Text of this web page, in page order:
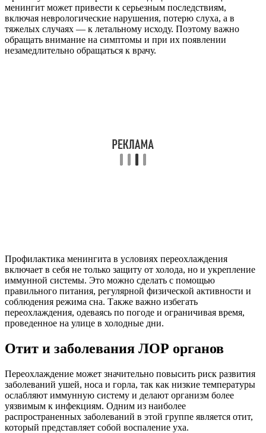
менингит может привести к серьезным последствиям,
включая неврологические нарушения, потерю слуха, а в
тяжелых случаях — к летальному исходу. Поэтому важно
обращать внимание на симптомы и при их появлении
незамедлительно обращаться к врачу.
Профилактика менингита в условиях переохлаждения
включает в себя не только защиту от холода, но и укрепление
иммунной системы. Это можно сделать с помощью
правильного питания, регулярной физической активности и
соблюдения режима сна. Также важно избегать
переохлаждения, одеваясь по погоде и ограничивая время,
проведенное на улице в холодные дни.
Отит и заболевания ЛОР органов
Переохлаждение может значительно повысить риск развития
заболеваний ушей, носа и горла, так как низкие температуры
ослабляют иммунную систему и делают организм более
уязвимым к инфекциям. Одним из наиболее
распространенных заболеваний в этой группе является отит,
который представляет собой воспаление уха.